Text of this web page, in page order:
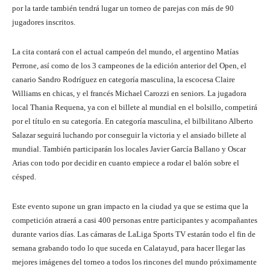
por la tarde también tendrá lugar un torneo de parejas con más de 90
jugadores inscritos.
La cita contará con el actual campeón del mundo, el argentino Matías
Perrone, así como de los 3 campeones de la edición anterior del Open, el
canario Sandro Rodríguez en categoría masculina, la escocesa Claire
Williams en chicas, y el francés Michael Carozzi en seniors. La jugadora
local Thania Requena, ya con el billete al mundial en el bolsillo, competirá
por el título en su categoría. En categoría masculina, el bilbilitano Alberto
Salazar seguirá luchando por conseguir la victoria y el ansiado billete al
mundial. También participarán los locales Javier García Ballano y Oscar
Arias con todo por decidir en cuanto empiece a rodar el balón sobre el
césped.
Este evento supone un gran impacto en la ciudad ya que se estima que la
competición atraerá a casi 400 personas entre participantes y acompañantes
durante varios días. Las cámaras de LaLiga Sports TV estarán todo el fin de
semana grabando todo lo que suceda en Calatayud, para hacer llegar las
mejores imágenes del torneo a todos los rincones del mundo próximamente